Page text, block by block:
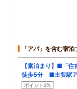
「アパ」を含む宿泊
【素泊まり】■「住
徒歩5分 ■主要駅
ポイント2%